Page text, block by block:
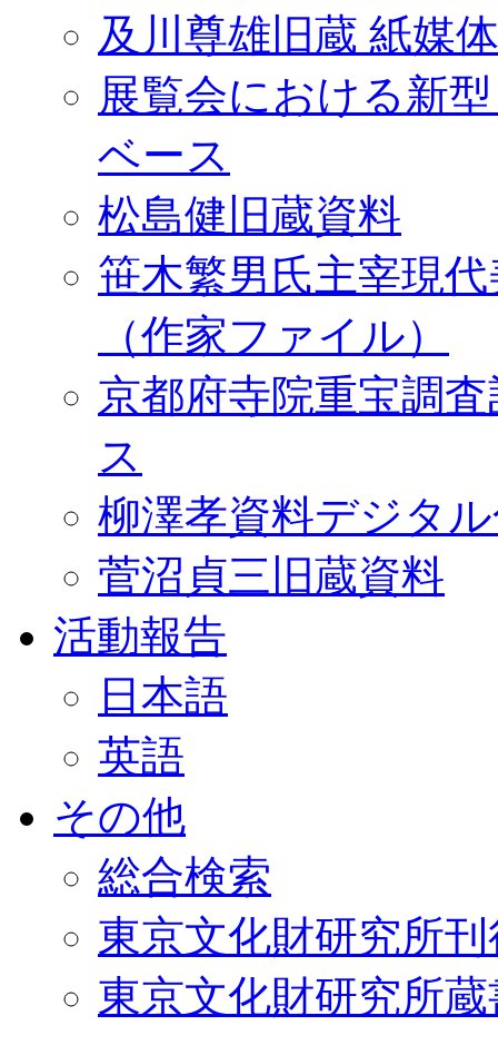
及川尊雄旧蔵 紙媒
展覧会における新
ベース
松島健旧蔵資料
笹木繁男氏主宰現
（作家ファイル）
京都府寺院重宝調
ス
柳澤孝資料デジタ
菅沼貞三旧蔵資料
活動報告
日本語
英語
その他
総合検索
東京文化財研究所
東京文化財研究所